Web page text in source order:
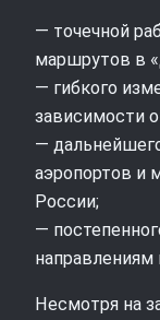
— точечной
маршрутов в
— гибкого
зависимости
—
аэропортов и
России;
—
Несмотря на